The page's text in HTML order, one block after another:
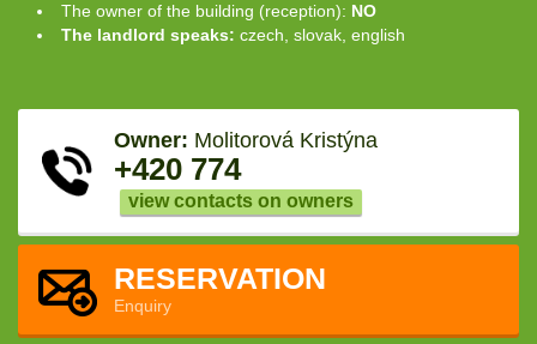
The owner of the building (reception): NO
The landlord speaks: czech, slovak, english
Owner: Molitorová Kristýna
+420 774
view contacts on owners
RESERVATION
Enquiry